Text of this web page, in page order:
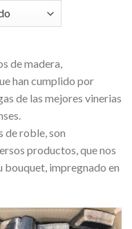
de madera,
han cumplido por
de las mejores vinerias
de roble, son
productos, que nos
impregnado en